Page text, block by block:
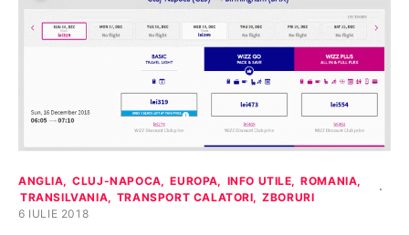
ANGLIA CLUJ-NAPOCA EUROPA INFO UTILE
ROMANIA
TRANSILVANIA
TRANSPORT CALATORI
ZBORURI
6 IULIE 2018